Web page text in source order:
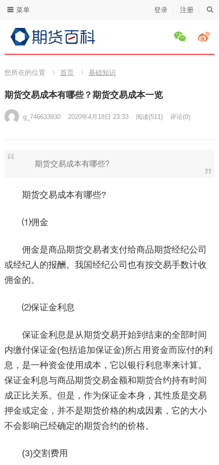
登录 注册
菜单
您所在的位置 首页 基础知识
期货交易成本有哪些？期货交易成本一览
g_746633930 2020年4月18日 23:33 阅读(511) 评论(0)
期货交易成本有哪些?
期货交易成本有哪些?
⑴佣金
佣金是商品期货交易者支付给商品期货经纪公司
或经纪人的报酬。我国经纪公司也有按交易手数计收
佣金的。
⑵保证金利息
保证金利息是从期货交易开始到结束的全部时间
内缴付保证金(包括追加保证金)所占用资金而应付的利
息，是一种资金使用成本，它以银行利息率来计算。
保证金利息与商品期货交易金额和期货合约持有时间
成正比关系。但是，作为保证金本身，其性质是交易
押金或定金，并不是期货价格的构成因素，它的大小
不会影响已经确定的期货合约的价格。
(3)交割费用